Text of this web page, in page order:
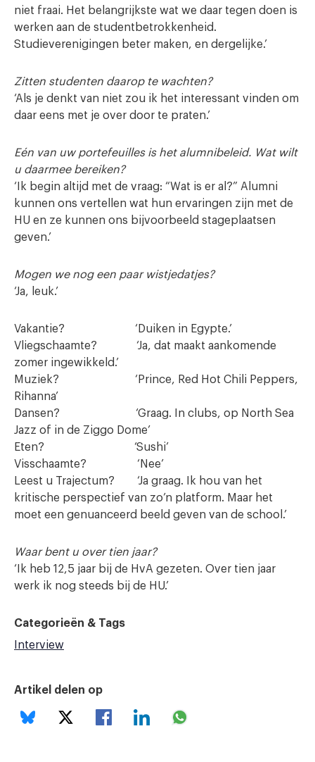
niet fraai. Het belangrijkste wat we daar tegen doen is
werken aan de studentbetrokkenheid.
Studieverenigingen beter maken, en dergelijke.’
Zitten studenten daarop te wachten?
‘Als je denkt van niet zou ik het interessant vinden om
daar eens met je over door te praten.’
Eén van uw portefeuilles is het alumnibeleid. Wat wilt
u daarmee bereiken?
‘Ik begin altijd met de vraag: “Wat is er al?” Alumni
kunnen ons vertellen wat hun ervaringen zijn met de
HU en ze kunnen ons bijvoorbeeld stageplaatsen
geven.’
Mogen we nog een paar wistjedatjes?
‘Ja, leuk.’
Vakantie? ‘Duiken in Egypte.’
Vliegschaamte? ‘Ja, dat maakt aankomende
zomer ingewikkeld.’
Muziek? ‘Prince, Red Hot Chili Peppers,
Rihanna’
Dansen? ‘Graag. In clubs, op North Sea
Jazz of in de Ziggo Dome’
Eten? ‘Sushi’
Visschaamte? ‘Nee’
Leest u Trajectum? ‘Ja graag. Ik hou van het
kritische perspectief van zo’n platform. Maar het
moet een genuanceerd beeld geven van de school.’
Waar bent u over tien jaar?
‘Ik heb 12,5 jaar bij de HvA gezeten. Over tien jaar
werk ik nog steeds bij de HU.’
Categorieën & Tags
Interview
Artikel delen op